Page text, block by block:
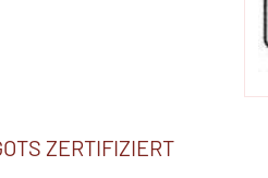
ZERTIFIZIERT